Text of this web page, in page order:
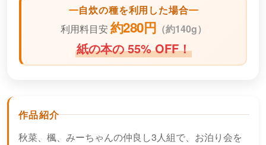
自炊の種を利用した場合
利用料目安 約280円 （約140g）
紙の本の 55% OFF！
作品紹介
秋菜、楓、みーちゃんの仲良し3人組で、お泊り会を